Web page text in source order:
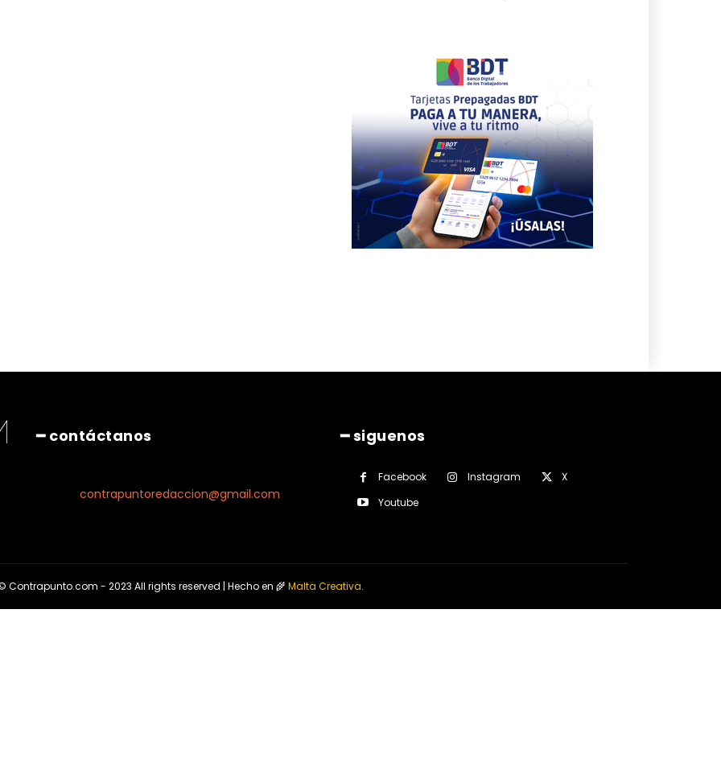
━ contáctanos
contrapuntoredaccion@gmail.com
━ siguenos
Facebook Instagram
X
Youtube
Contrapunto.com - 2023 All rights reserved | Hecho en 🌾Malta Creativa.